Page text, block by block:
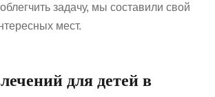
задачу, мы составили свой
мест.
для детей в